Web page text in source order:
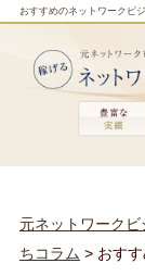
おすすめのネットワークビ
元ネットワーク
ちコラム > おす